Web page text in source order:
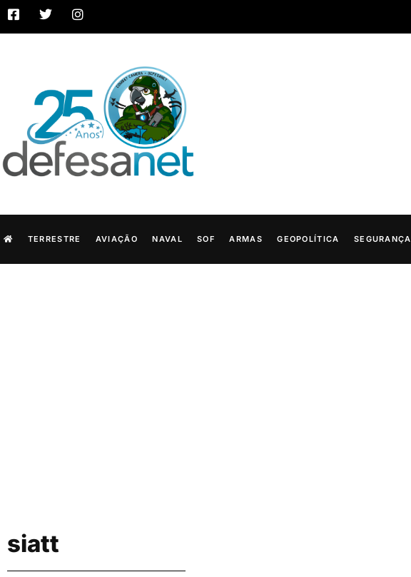
TERRESTRE AVIAÇÃO NAVAL SOF ARMAS GEOPOLÍTICA SEGURANÇA
siatt